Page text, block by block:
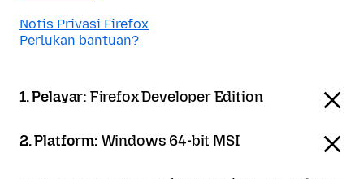
Notis Privasi Firefox
Perlukan bantuan?
1. Pelayar: Firefox Developer Edition
2. Platform: Windows 64-bit MSI